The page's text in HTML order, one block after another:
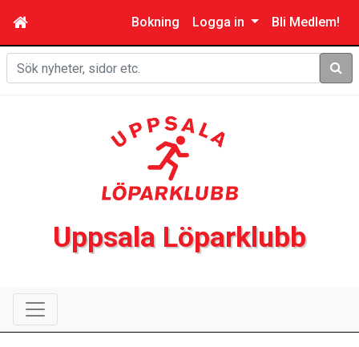
Bokning Logga in Bli Medlem!
Sök
Uppsala Löparklubb